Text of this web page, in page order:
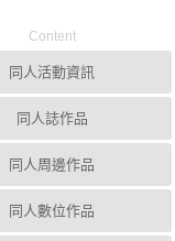
Content
同人活動資訊
同人誌作品
同人周邊作品
同人數位作品